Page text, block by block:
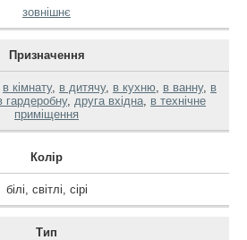
зовнішнє
Призначення
в кімнату, в дитячу, в кухню, в ванну, в
гардеробну, друга вхідна, в технічне
приміщення
Колір
білі, світлі, сірі
Тип